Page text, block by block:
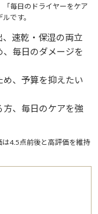
毎日のドライヤーをケア
です。
速乾・保湿の両立
、毎日のダメージを
め、予算を抑えたい
方、毎日のケアを強
4.5点前後と高評価を維持